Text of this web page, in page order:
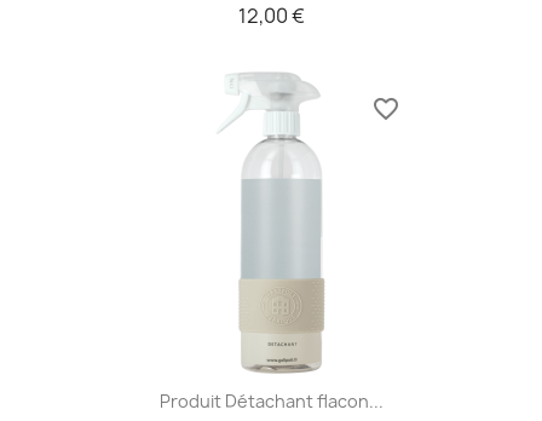
12,00 €
Produit Détachant flacon...
favorite_border